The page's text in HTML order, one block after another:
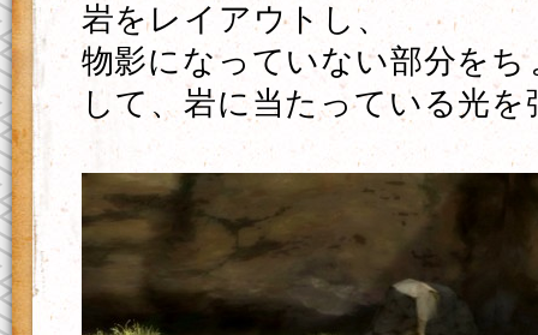
岩をレイアウトし、
物影になっていない部分をち
して、岩に当たっている光